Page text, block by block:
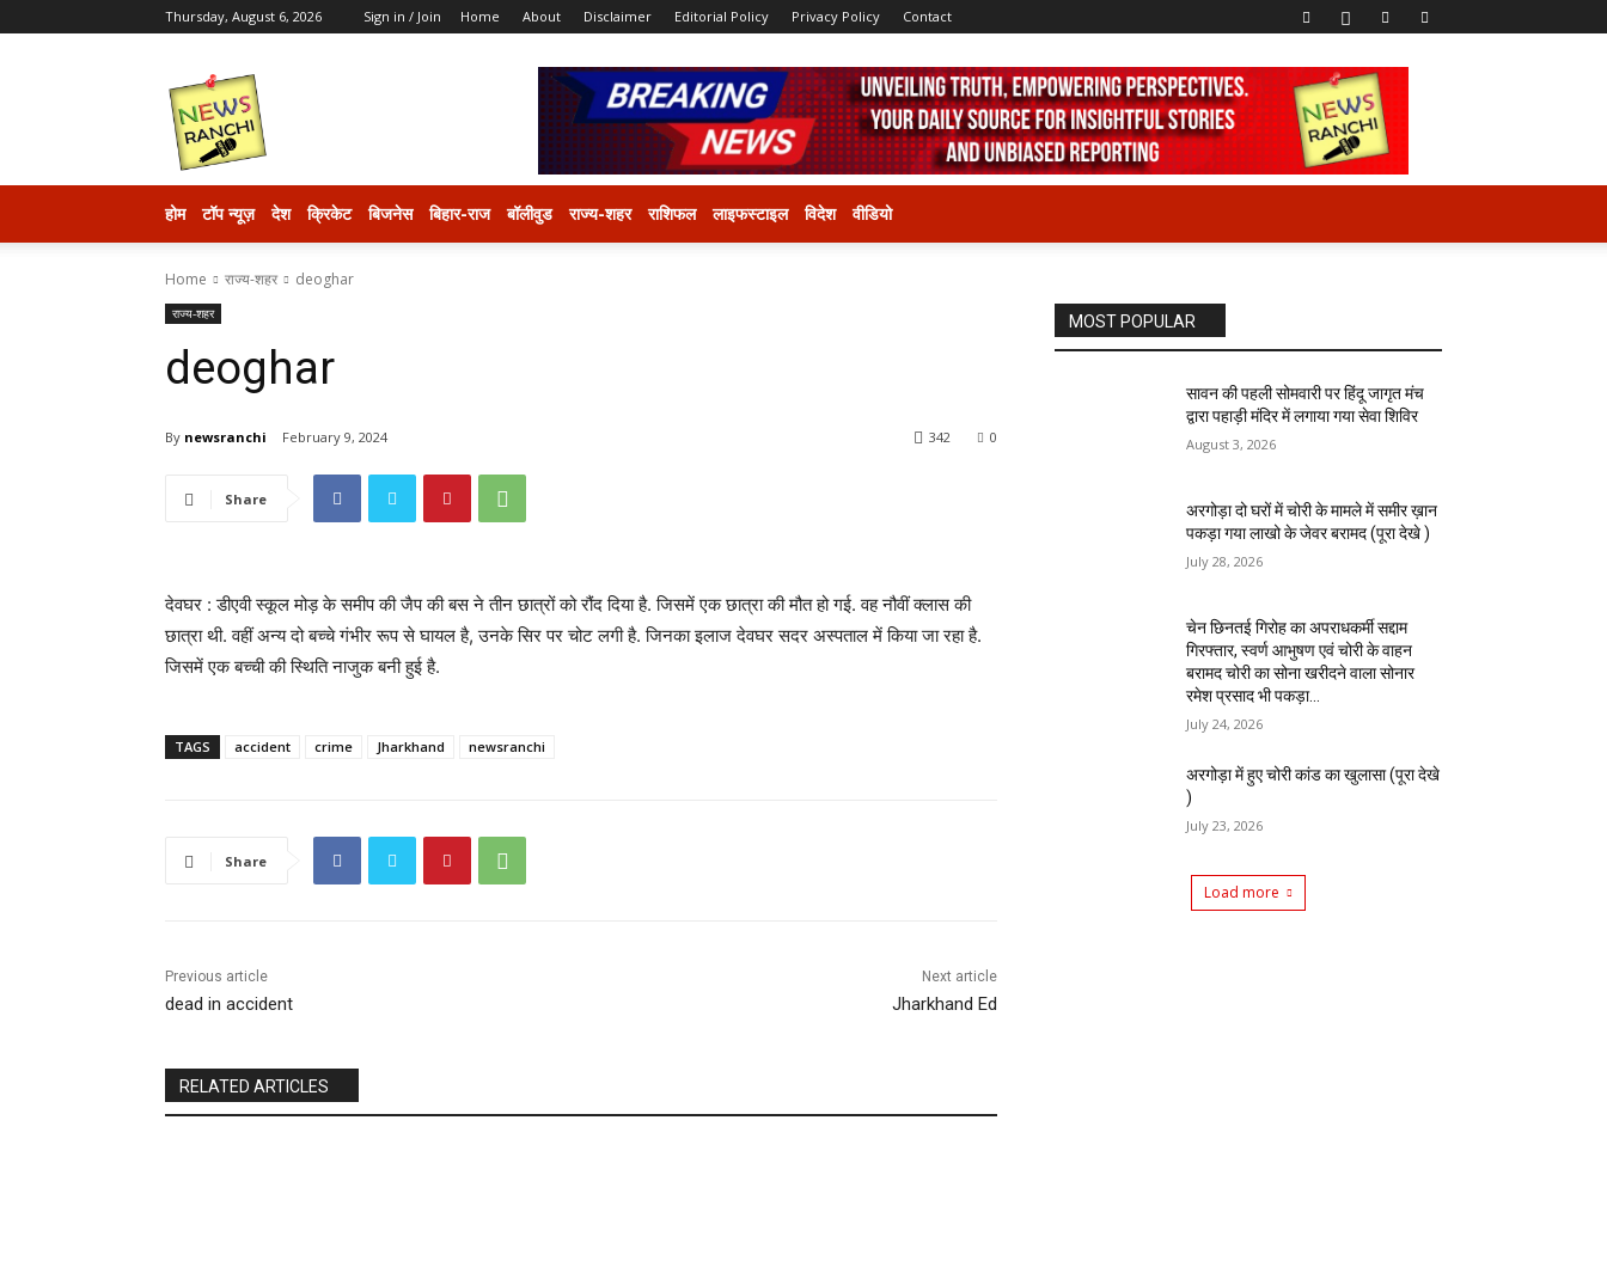
Thursday, August 6, 2026 Sign in / Join Home About Disclaimer Editorial Policy Privacy Policy Contact
होम टॉप न्यूज़ देश क्रिकेट बिजनेस बिहार-राज बॉलीवुड राज्य-शहर राशिफल लाइफस्टाइल विदेश वीडियो
Home राज्य-शहर deoghar
राज्य-शहर
deoghar
By newsranchi February 9, 2024 0
342
Share
देवघर : डीएवी स्कूल मोड़ के समीप की जैप की बस ने तीन छात्रों को रौंद दिया है. जिसमें एक छात्रा की मौत हो गई. वह नौवीं क्लास की
छात्रा थी. वहीं अन्य दो बच्चे गंभीर रूप से घायल है, उनके सिर पर चोट लगी है. जिनका इलाज देवघर सदर अस्पताल में किया जा रहा है.
जिसमें एक बच्ची की स्थिति नाजुक बनी हुई है.
TAGS accident crime Jharkhand newsranchi
Share
Previous article
dead in accident
Next article
Jharkhand Ed
RELATED ARTICLES
MOST POPULAR
सावन की पहली सोमवारी पर हिंदू जागृत मंच
द्वारा पहाड़ी मंदिर में लगाया गया सेवा शिविर
August 3, 2026
अरगोड़ा दो घरों में चोरी के मामले में समीर ख़ान
पकड़ा गया लाखो के जेवर बरामद (पूरा देखे )
July 28, 2026
चेन छिनतई गिरोह का अपराधकर्मी सद्दाम
गिरफ्तार, स्वर्ण आभुषण एवं चोरी के वाहन
बरामद चोरी का सोना खरीदने वाला सोनार
रमेश प्रसाद भी पकड़ा...
July 24, 2026
अरगोड़ा में हुए चोरी कांड का खुलासा (पूरा देखे
)
July 23, 2026
Load more